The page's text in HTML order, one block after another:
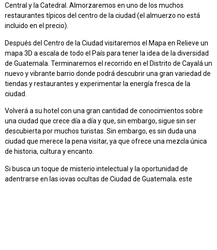
Central y la Catedral. Almorzaremos en uno de los muchos
restaurantes típicos del centro de la ciudad (el almuerzo no está
incluido en el precio).
Después del Centro de la Ciudad visitaremos el Mapa en Relieve un
mapa 3D a escala de todo el País para tener la idea de la diversidad
de Guatemala. Terminaremos el recorrido en el Distrito de Cayalá un
nuevo y vibrante barrio donde podrá descubrir una gran variedad de
tiendas y restaurantes y experimentar la energía fresca de la
ciudad.
Volverá a su hotel con una gran cantidad de conocimientos sobre
una ciudad que crece día a día y que, sin embargo, sigue sin ser
descubierta por muchos turistas. Sin embargo, es sin duda una
ciudad que merece la pena visitar, ya que ofrece una mezcla única
de historia, cultura y encanto.
Si busca un toque de misterio intelectual y la oportunidad de
adentrarse en las joyas ocultas de Ciudad de Guatemala, este